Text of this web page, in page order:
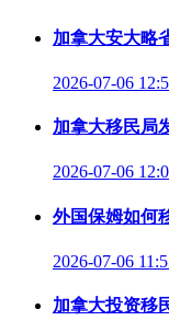
加拿大安大略
2026-07-06
加拿大移民局
2026-07-06
外国保姆如何
2026-07-06
加拿大投资移